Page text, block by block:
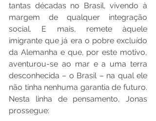
tantas décadas no Brasil, vivendo à
margem de qualquer integração
social. E mais, remete àquele
imigrante que já era o pobre excluído
da Alemanha e que, por este motivo,
aventurou-se ao mar e a uma terra
desconhecida – o Brasil – na qual ele
não tinha nenhuma garantia de futuro.
Nesta linha de pensamento, Jonas
prossegue: